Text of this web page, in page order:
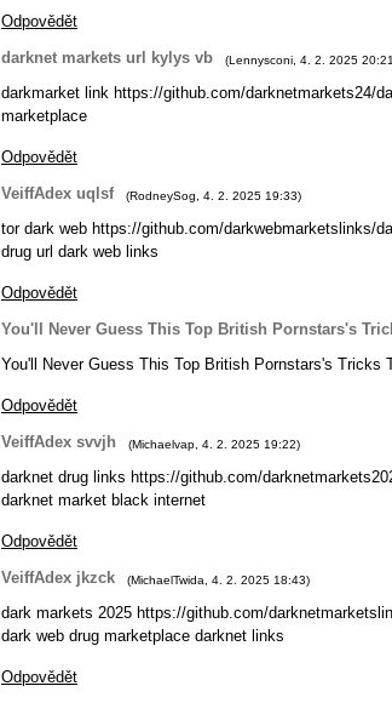
Odpovědět
darknet markets url kylys vb
(Lennysconi 4. 2. 2025 20:21
darkmarket link https://github.com/darknetmarkets24/
marketplace
Odpovědět
VeiffAdex uqlsf
(RodneySog 4. 2. 2025 19:33)
tor dark web https://github.com/darkwebmarketslinks/
drug url dark web links
Odpovědět
You'll Never Guess This Top British Pornstars's
You'll Never Guess This Top British Pornstars's Tricks
Odpovědět
VeiffAdex svvjh
(Michaelvap 4. 2. 2025 19:22)
darknet drug links https://github.com/
darknet market black internet
Odpovědět
VeiffAdex jkzck
(MichaelTwida 4. 2. 2025 18:43)
dark markets 2025 https://github.com/
dark web drug marketplace darknet links
Odpovědět